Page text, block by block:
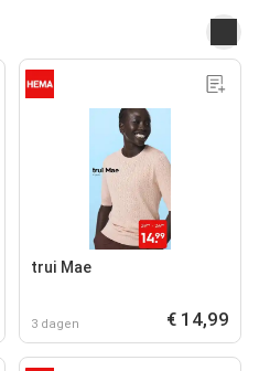
trui Mae
3 dagen € 14,99